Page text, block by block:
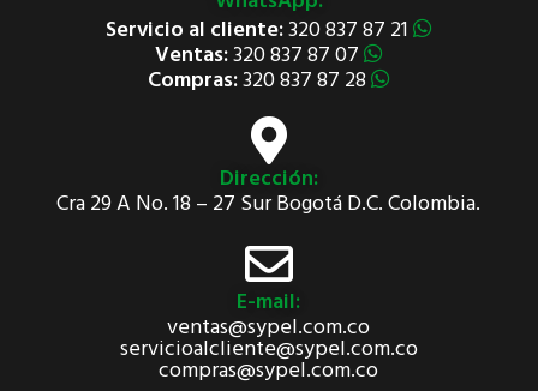
Servicio al cliente:320 837 87 21
Ventas:320 837 87 07
Compras:320 837 87 28
Dirección:
Cra 29 A No. 18 – 27 Sur Bogotá D.C. Colombia.
E-mail:
ventas@sypel.com.co
servicioalcliente@sypel.com.co
compras@sypel.com.co